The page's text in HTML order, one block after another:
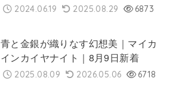
2024.06.19 2025.08.29 6873
青と金銀が織りなす幻想美｜マイカ
インカイヤナイト｜8月9日新着
2025.08.09 2026.05.06 6718